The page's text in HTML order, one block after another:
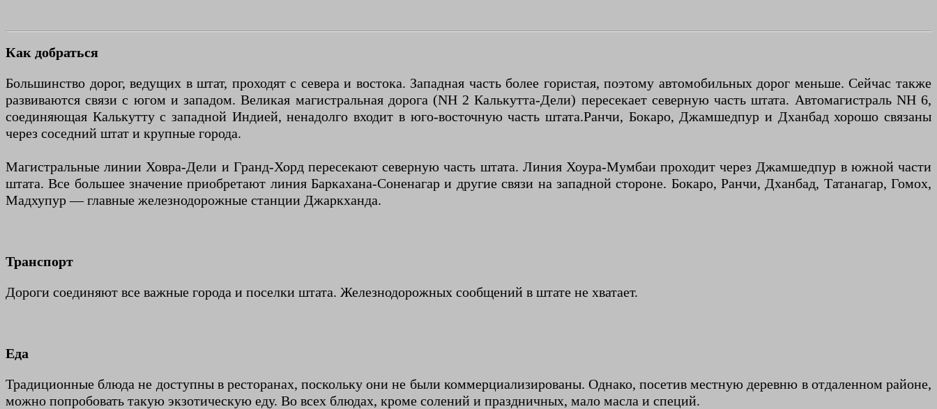
Как добраться
Большинство дорог, ведущих в штат, проходят с севера и востока. Западная часть более гористая, поэтому автомобильных дорог меньше. Сейчас также
развиваются связи с югом и западом. Великая магистральная дорога (NH 2 Калькутта-Дели) пересекает северную часть штата. Автомагистраль NH 6,
соединяющая Калькутту с западной Индией, ненадолго входит в юго-восточную часть штата.Ранчи, Бокаро, Джамшедпур и Дханбад хорошо связаны
через соседний штат и крупные города.
Магистральные линии Ховра-Дели и Гранд-Хорд пересекают северную часть штата. Линия Хоура-Мумбаи проходит через Джамшедпур в южной части
штата. Все большее значение приобретают линия Баркахана-Соненагар и другие связи на западной стороне. Бокаро, Ранчи, Дханбад, Татанагар, Гомох,
Мадхупур — главные железнодорожные станции Джаркханда.
Транспорт
Дороги соединяют все важные города и поселки штата. Железнодорожных сообщений в штате не хватает.
Еда
Традиционные блюда не доступны в ресторанах, поскольку они не были коммерциализированы. Однако, посетив местную деревню в отдаленном районе,
можно попробовать такую экзотическую еду. Во всех блюдах, кроме солений и праздничных, мало масла и специй.